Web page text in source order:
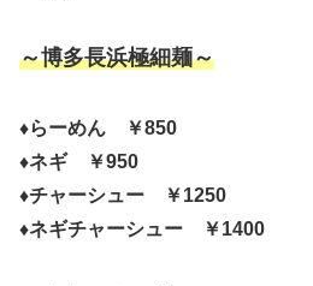
～博多長浜極細麺～
♦らーめん ￥850
♦ネギ ￥950
♦チャーシュー ￥1250
♦ネギチャーシュー ￥1400